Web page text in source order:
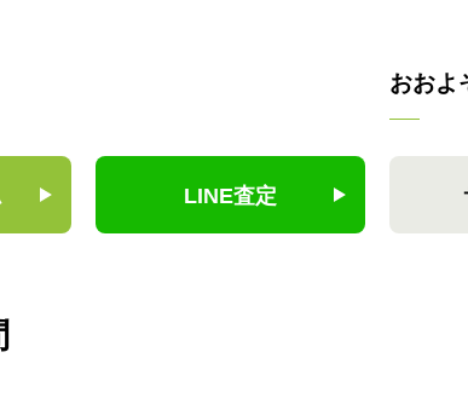
LINE査定
おおよ